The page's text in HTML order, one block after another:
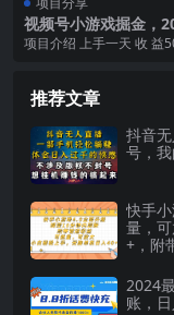
视频号小游戏掘金，
翻身项目不露脸，小白
项目介绍 上手一天 收 益
推荐文章
抖音
号，
快手
量，
+，附
2024
账，